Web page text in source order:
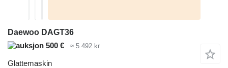
Daewoo DAGT36
500 €
≈ 5 492 kr
Glattemaskin